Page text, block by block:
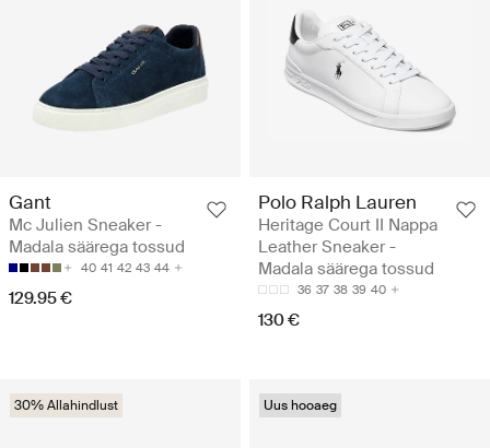
Gant
Mc Julien Sneaker -
Madala säärega tossud
40 41 42 43 44
129.95 €
Polo Ralph Lauren
Heritage Court II Nappa
Leather Sneaker -
Madala säärega tossud
36 37 38 39 40
130 €
30% Allahindlust Uus hooaeg